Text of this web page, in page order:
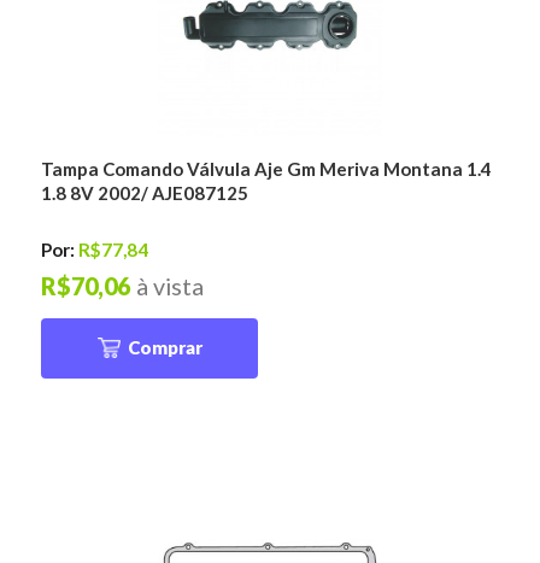
Tampa Comando Válvula Aje Gm Meriva Montana 1.4
1.8 8V 2002/ AJE087125
Por: R$77,84
à vista
R$70,06
Comprar